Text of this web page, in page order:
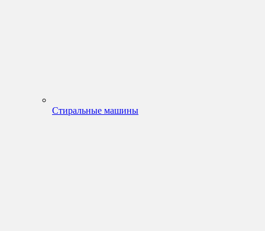
Стиральные машины